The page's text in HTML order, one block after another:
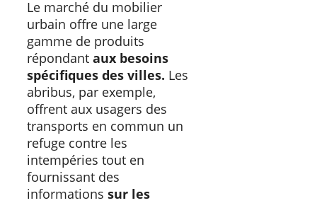
Le marché du mobilier
urbain offre une large
gamme de produits
répondant aux besoins
spécifiques des villes. Les
abribus, par exemple,
offrent aux usagers des
transports en commun un
refuge contre les
intempéries tout en
fournissant des
informations sur les